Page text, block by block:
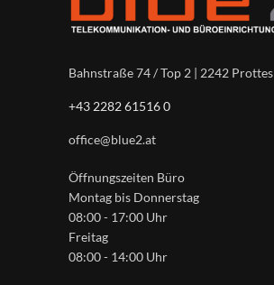
Bahnstraße 74 / Top 2 | 2242 Prottes
+43 2282 61516 0
office@blue2.at
Öffnungszeiten Büro
Montag bis Donnerstag
08:00 - 17:00 Uhr
Freitag
08:00 - 14:00 Uhr